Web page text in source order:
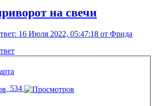
на свечи
16 Июля 2022, 05:47:18 от Фрида
534